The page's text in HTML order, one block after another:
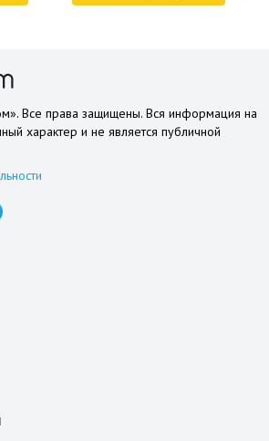
Все права защищены. Вся информация на
характер и не является публичной